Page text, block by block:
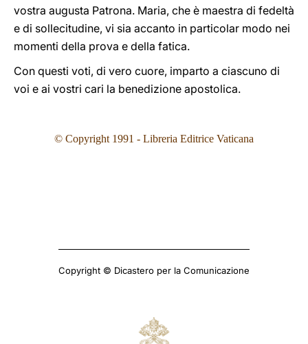
vostra augusta Patrona. Maria, che è maestra di fedeltà
e di sollecitudine, vi sia accanto in particolar modo nei
momenti della prova e della fatica.
Con questi voti, di vero cuore, imparto a ciascuno di
voi e ai vostri cari la benedizione apostolica.
© Copyright 1991 - Libreria Editrice Vaticana
Copyright © Dicastero per la Comunicazione